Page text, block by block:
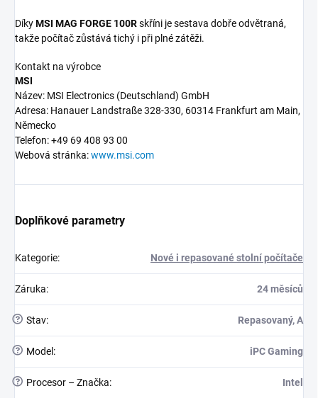
DíkyMSI MAG FORGE 100Rskříni je sestava dobře odvětraná,
takže počítač zůstává tichý i při plné zátěži.
Kontakt na výrobce
MSI
Název: MSI Electronics (Deutschland) GmbH
Adresa: Hanauer Landstraße 328-330, 60314 Frankfurt am Main,
Německo
Telefon: +49 69 408 93 00
Webová stránka:www.msi.com
Doplňkové parametry
Kategorie: Nové i repasované stolní počítače
Záruka: 24 měsíců
? Stav: Repasovaný, A
? Model : iPC Gaming
? Procesor – Značka: Intel